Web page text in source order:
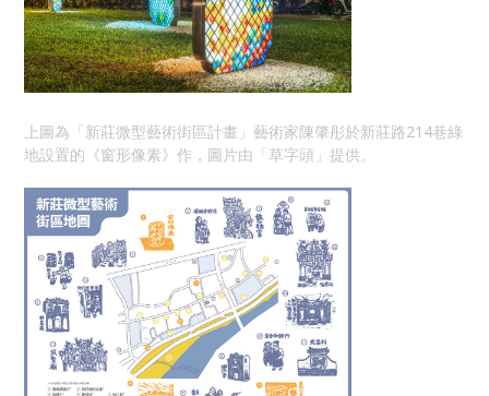
上圖為「新莊微型藝術街區計畫」藝術家陳肇彤於新莊路214巷綠
地設置的《窗形像素》作，圖片由「草字頭」提供。